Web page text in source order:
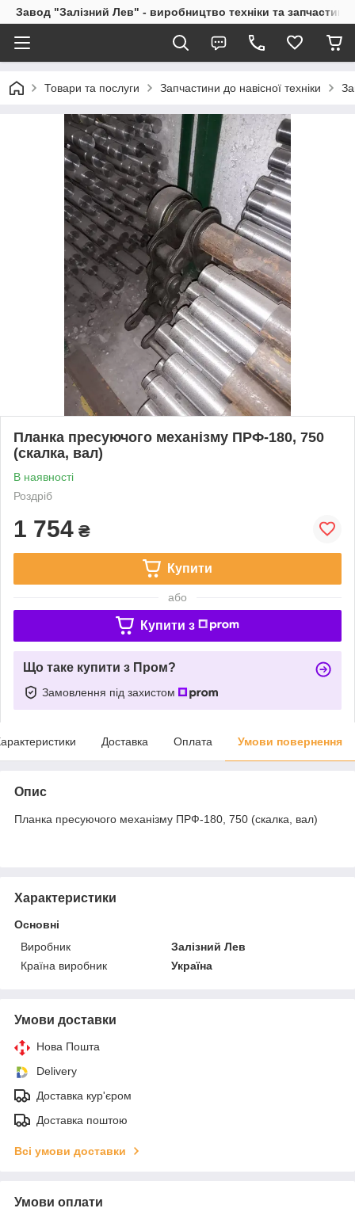
Завод "Залізний Лев" - виробництво техніки та запчастин
Товари та послуги Запчастини до навісної техніки
Планка пресуючого механізму ПРФ-180, 750
(скалка, вал)
В наявності
Роздріб
1 754 ₴
Купити
або
Купити з
Що таке купити з Пром?
Замовлення під захистом
Доставка Оплата Умови повернення
Опис
Планка пресуючого механізму ПРФ-180, 750 (скалка, вал)
Характеристики
Основні
Виробник
Залізний Лев
Країна виробник
Україна
Умови доставки
Нова Пошта
Delivery
Доставка кур'єром
Доставка поштою
Всі умови доставки
Умови оплати